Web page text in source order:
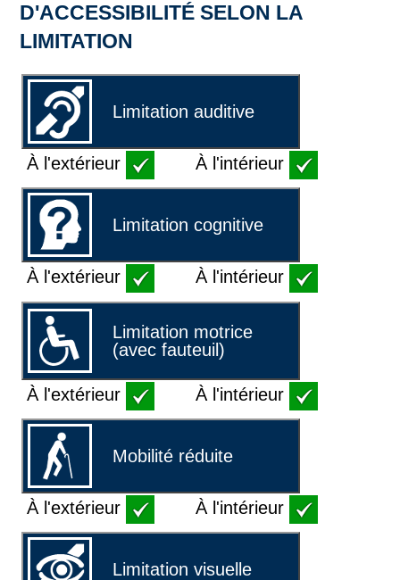
D'ACCESSIBILITÉ SELON LA
LIMITATION
Limitation auditive
À l'extérieur À l'intérieur
Limitation cognitive
À l'extérieur À l'intérieur
Limitation motrice
(avec fauteuil)
À l'extérieur À l'intérieur
Mobilité réduite
À l'extérieur À l'intérieur
Limitation visuelle